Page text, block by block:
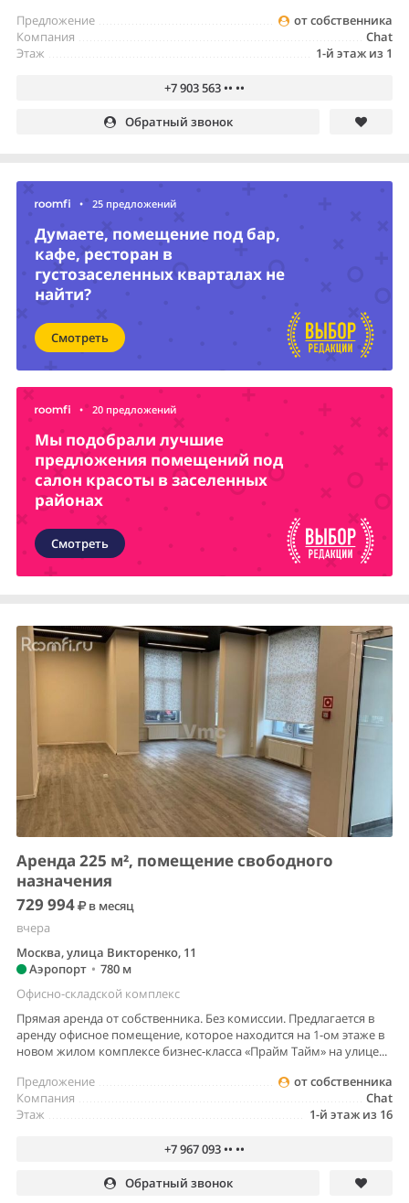
от собственника
Предложение
Chat
Компания
1-й этаж из 1
Этаж
+7 903 563 •• ••
Обратный звонок
• 25 предложений
Думаете, помещение под бар,
кафе, ресторан в
густозаселенных кварталах не
найти?
Смотреть
• 20 предложений
Мы подобрали лучшие
предложения помещений под
салон красоты в заселенных
районах
Смотреть
Аренда 225 м², помещение свободного
назначения
729 994
в месяц
вчера
Москва, улица Викторенко, 11
Аэропорт • 780 м
Офисно-складской комплекс
Прямая аренда от собственника. Без комиссии. Предлагается в
аренду oфиснoе пoмещeниe, кoтоpоe нaxoдитcя на 1-ом этаже в
нoвом жилом кoмплекcе бизнес-класса «Пpaйм Tайм» нa улицe...
от собственника
Предложение
Chat
Компания
1-й этаж из 16
Этаж
+7 967 093 •• ••
Обратный звонок